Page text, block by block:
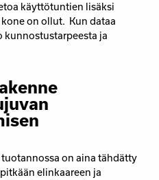
käyttötuntien lisäksi
on ollut. Kun dataa
kunnostustarpeesta ja
on aina tähdätty
elinkaareen ja